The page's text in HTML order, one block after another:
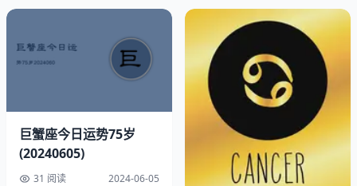
幸运方位：偏北
幸运饰品：璀璨钻石项链
开运物品：粉水晶
巨蟹座今日运势75岁
(20240605)
31 阅读 2024-06-05